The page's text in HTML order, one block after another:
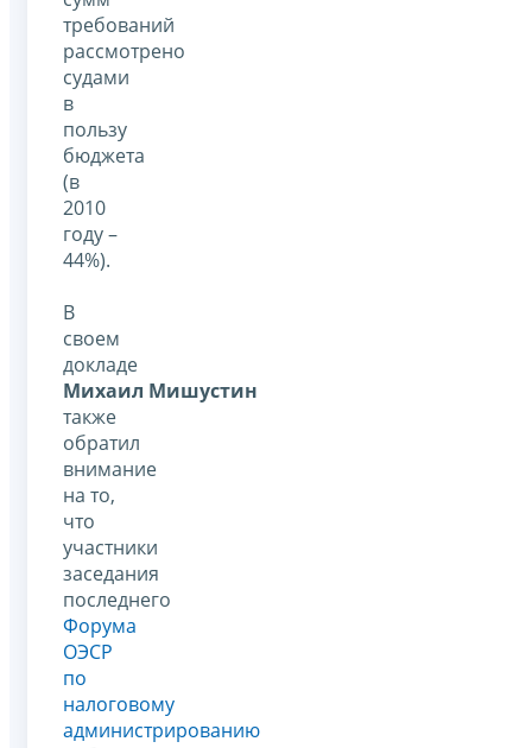
требований
рассмотрено
судами
в
пользу
бюджета
(в
2010
году –
44%).
В
своем
докладе
Михаил Мишустин
также
обратил
внимание
на то,
что
участники
заседания
последнего
Форума
ОЭСР
по
налоговому
администрированию